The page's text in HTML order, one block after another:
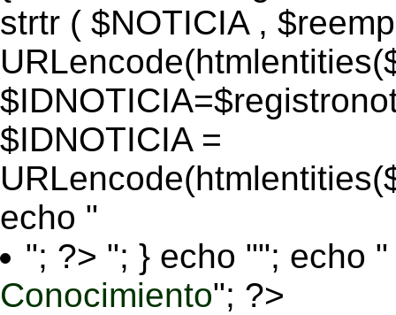
strtr ( $NOTICIA ,
$IDNOTICIA =
echo "
"; ?> "; } echo ""; echo "
Conocimiento"; ?>